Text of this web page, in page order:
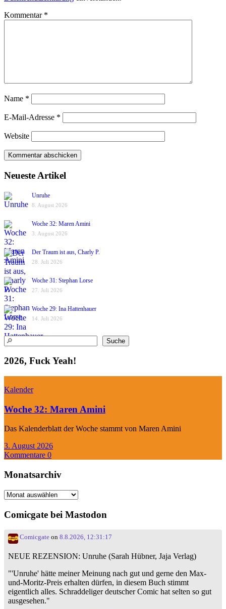
Kommentar *
Name *
E-Mail-Adresse *
Website
Neueste Artikel
Unruhe
8. August 2026
Woche 32: Maren Amini
3. August 2026
Der Traum ist aus, Charly P.
28. Juli 2026
Woche 31: Stephan Lorse
27. Juli 2026
Woche 29: Ina Hattenhauer
14. Juli 2026
Suchen Suche
2026, Fuck Yeah!
Kalender
Woche 32: Maren Amini
Das Kalenderblatt der Woche stammt von Maren Amini
3. August 2026
Kommentare 0
Monatsarchiv
Monatsarchiv
Comicgate bei Mastodon
Comicgate on 8.8.2026, 12:31:17
NEUE REZENSION: Unruhe (Sarah Hübner, Jaja Verlag)
"'Unruhe' hätte meiner Meinung nach gut und gerne den Max-
und-Moritz-Preis erhalten dürfen, in diesem Buch stimmt
eigentlich alles. Schraddeliger deutscher Comic hat selten so gut
ausgesehen."